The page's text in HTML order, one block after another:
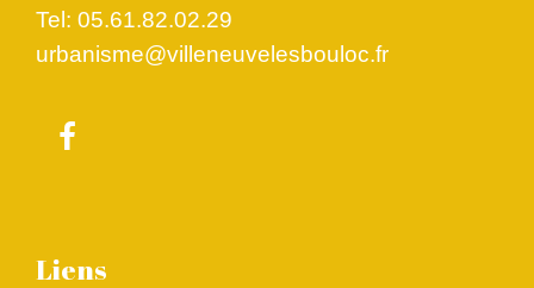
Tel: 05.61.82.02.29
urbanisme@villeneuvelesbouloc.fr
Liens